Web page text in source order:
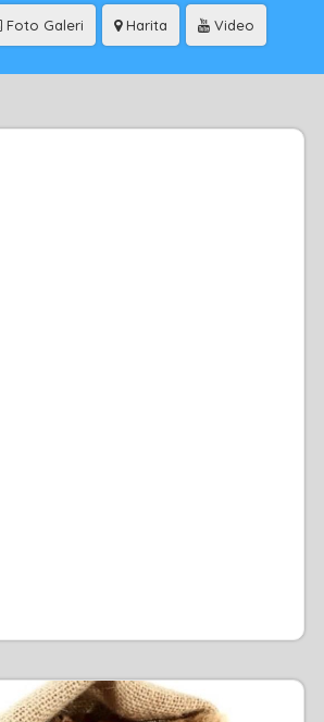
Foto Galeri Harita Video